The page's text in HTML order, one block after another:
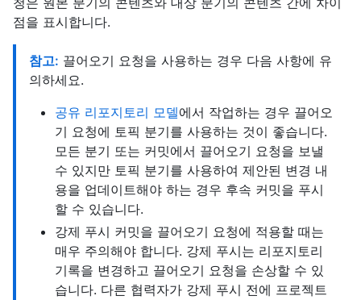
점을 표시합니다.
참고: 끌어오기 요청을 사용하는 경우 다음 사항에 유
의하세요.
공유 리포지토리 모델에서 작업하는 경우 끌어오
기 요청에 토픽 분기를 사용하는 것이 좋습니다.
모든 분기 또는 커밋에서 끌어오기 요청을 보낼
수 있지만 토픽 분기를 사용하여 제안된 변경 내
용을 업데이트해야 하는 경우 후속 커밋을 푸시
할 수 있습니다.
강제 푸시 커밋을 끌어오기 요청에 적용할 때는
매우 주의해야 합니다. 강제 푸시는 리포지토리
기록을 변경하고 끌어오기 요청을 손상할 수 있
습니다. 다른 협력자가 강제 푸시 전에 프로젝트